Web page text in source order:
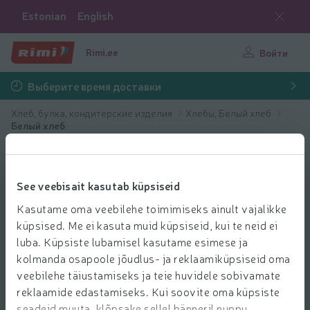
See veebisait kasutab küpsiseid
Kasutame oma veebilehe toimimiseks ainult vajalikke
küpsised. Me ei kasuta muid küpsiseid, kui te neid ei
luba. Küpsiste lubamisel kasutame esimese ja
kolmanda osapoole jõudlus- ja reklaamiküpsiseid oma
veebilehe täiustamiseks ja teie huvidele sobivamate
reklaamide edastamiseks. Kui soovite oma küpsiste
Estonian English
Rimi.ee Войти
Выберите время доставки
Хлеб, булка, кондитерские изделия
Хлебы, Белый хлеб
Белый хлеб